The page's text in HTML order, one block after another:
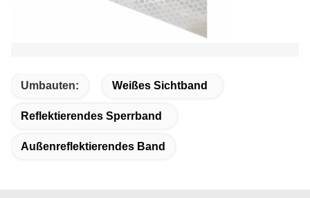
Umbauten: Weißes Sichtband
Reflektierendes Sperrband
Außenreflektierendes Band